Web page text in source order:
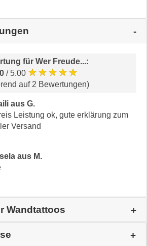
für Wer Freude...:
/ 5.00 ★★★★★
auf 2 Bewertungen)
aus G.
Leistung ok, gute erklärung zum
Versand
aus M.
Wandtattoos